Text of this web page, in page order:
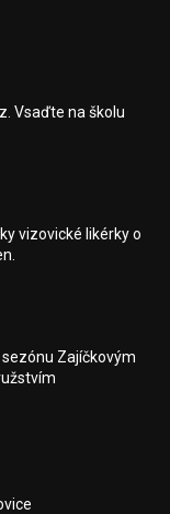
Vsaďte na školu
vizovické likérky o
sezónu Zajíčkovým